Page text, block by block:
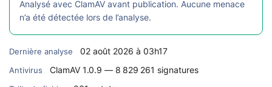
Analysé avec ClamAV avant publication. Aucune menace
n’a été détectée lors de l’analyse.
Dernière analyse 02 août 2026 à 03h17
Antivirus ClamAV 1.0.9 — 8 829 261 signatures